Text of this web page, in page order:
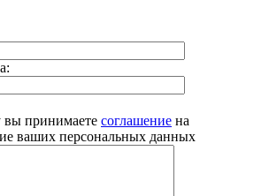
принимаете соглашение на
ваших персональных данных